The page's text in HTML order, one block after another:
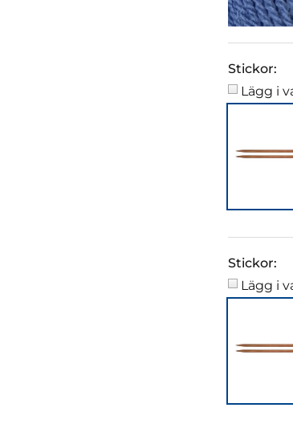
Stickor:
Lägg i
Stickor:
Lägg i